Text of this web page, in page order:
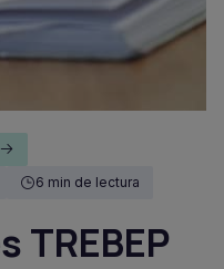
6 min de lectura
TREBEP